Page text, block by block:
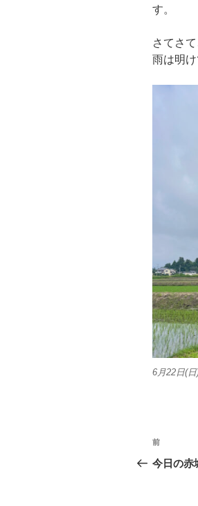
す。
さてさ
雨は明け
6月22日(
投
稿
前
の
前
今日の赤